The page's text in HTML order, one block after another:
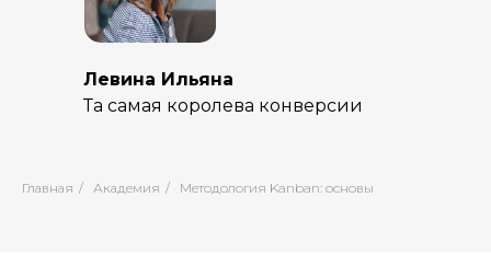
Левина Ильяна
Та самая королева конверсии
Главная / Академия / Методология Kanban: основы